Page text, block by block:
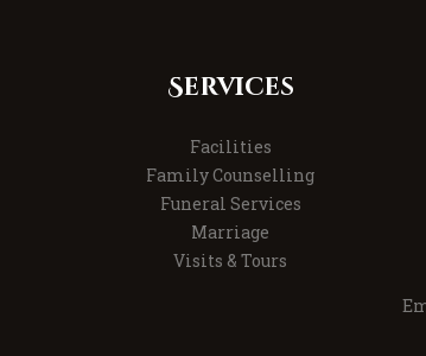
Services
Facilities
Family Counselling
Funeral Services
Marriage
Visits & Tours